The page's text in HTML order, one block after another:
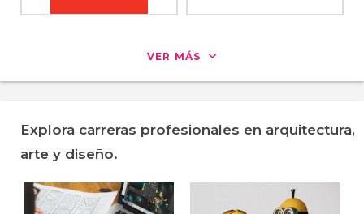
VER MÁS
Explora carreras profesionales en arquitectura,
arte y diseño.